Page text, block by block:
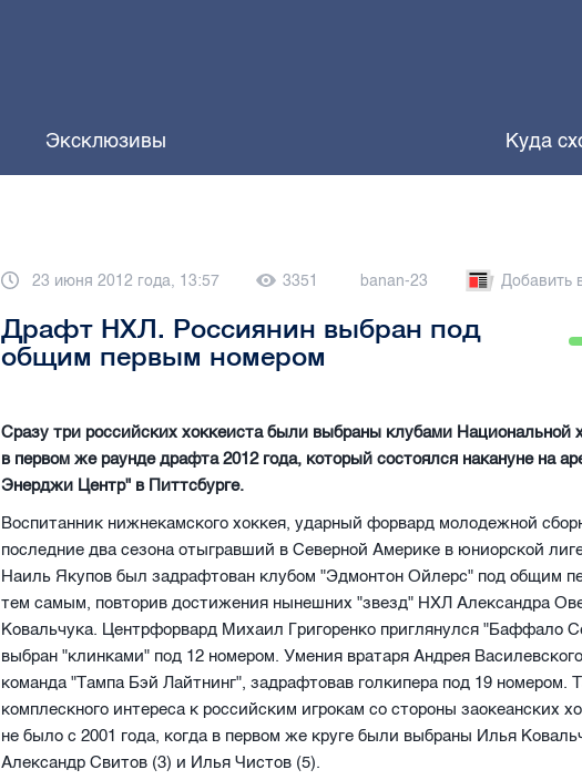
Эксклюзивы Куда
23 июня 2012 года, 13:57 3351 banan-23 Добавить
Драфт НХЛ. Россиянин выбран под
общим первым номером
Сразу три российских хоккеиста были выбраны клубами Национальной
в первом же раунде драфта 2012 года, который состоялся накануне на
Энерджи Центр" в Питтсбурге.
Воспитанник нижнекамского хоккея, ударный форвард молодежной
последние два сезона отыгравший в Северной Америке в юниорской
Наиль Якупов был задрафтован клубом "Эдмонтон Ойлерс" под общим
тем самым, повторив достижения нынешних "звезд" НХЛ Александра
Ковальчука. Центрфорвард Михаил Григоренко приглянулся "Баффало
выбран "клинками" под 12 номером. Умения вратаря Андрея
команда "Тампа Бэй Лайтнинг", задрафтовав голкипера под 19 номером.
комплескного интереса к российским игрокам со стороны заокеанских
не было с 2001 года, когда в первом же круге были выбраны Илья
Александр Свитов (3) и Илья Чистов (5).